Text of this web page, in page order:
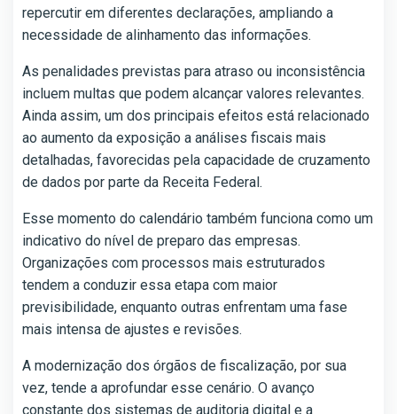
repercutir em diferentes declarações, ampliando a
necessidade de alinhamento das informações.
As penalidades previstas para atraso ou inconsistência
incluem multas que podem alcançar valores relevantes.
Ainda assim, um dos principais efeitos está relacionado
ao aumento da exposição a análises fiscais mais
detalhadas, favorecidas pela capacidade de cruzamento
de dados por parte da Receita Federal.
Esse momento do calendário também funciona como um
indicativo do nível de preparo das empresas.
Organizações com processos mais estruturados
tendem a conduzir essa etapa com maior
previsibilidade, enquanto outras enfrentam uma fase
mais intensa de ajustes e revisões.
A modernização dos órgãos de fiscalização, por sua
vez, tende a aprofundar esse cenário. O avanço
constante dos sistemas de auditoria digital e a